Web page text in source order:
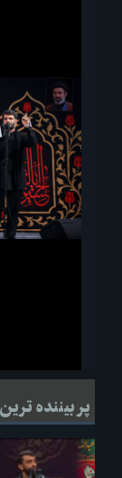
لحظاتی از
پر بیننده ترین